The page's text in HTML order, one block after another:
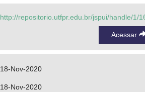
http://repositorio.utfpr.edu.br/jspui/handle/1/
Acessar
18-Nov-2020
18-Nov-2020